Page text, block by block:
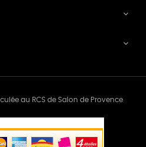


au RCS de Salon de Provence